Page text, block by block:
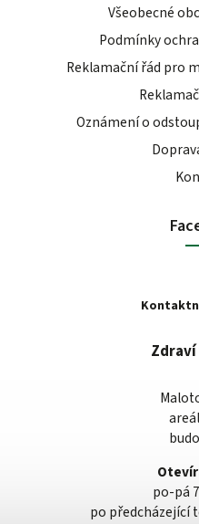
Všeobecné
Podmínky
Reklamační řád pro
Oznámení o
po-pá
po předcházející